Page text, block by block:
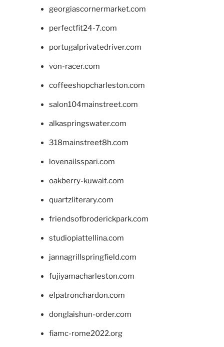
georgiascornermarket.com
perfectfit24-7.com
portugalprivatedriver.com
von-racer.com
coffeeshopcharleston.com
salon104mainstreet.com
alkaspringswater.com
318mainstreet8h.com
lovenailsspari.com
oakberry-kuwait.com
quartzliterary.com
friendsofbroderickpark.com
studiopiattellina.com
jannagrillspringfield.com
fujiyamacharleston.com
elpatronchardon.com
donglaishun-order.com
fiamc-rome2022.org